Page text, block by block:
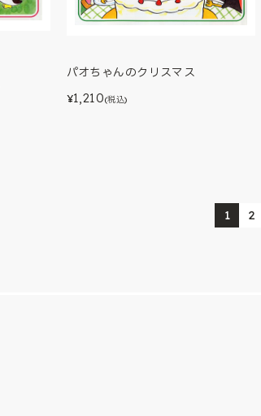
パオちゃんのクリスマス
¥1,210(税込)
1 2